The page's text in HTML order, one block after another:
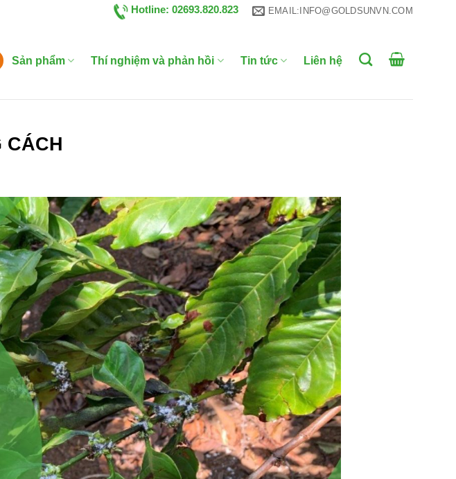
Hotline: 02693.820.823 EMAIL:INFO@GOLDSUNVN.COM
Sản phẩm Thí nghiệm và phản hồi Tin tức Liên hệ
CÁCH